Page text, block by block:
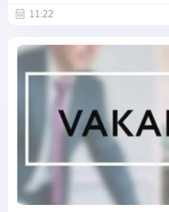
11:22